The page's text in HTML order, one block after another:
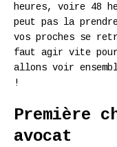
heures, voire 48
peut pas la
vos proches se
faut agir vite
allons voir
!
Première
avocat